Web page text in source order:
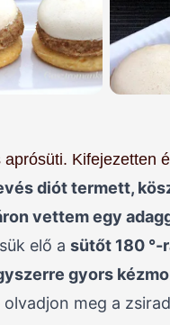
Kifejezetten
diót termett,
vettem egy
elő a sütőt 180 °-
gyors
meg a